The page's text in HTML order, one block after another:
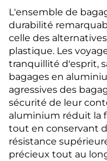
professionnelle
L'ensemble de
durabilité
celle des
plastique. Les
tranquillité d'esprit,
bagages en
agressives des
sécurité de leur
aluminium réduit la
tout en conservant
résistance
précieux tout au